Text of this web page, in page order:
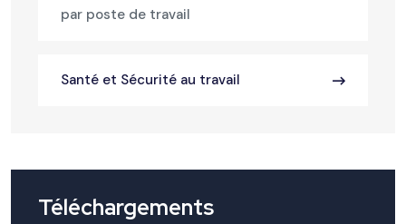
par poste de travail
Santé et Sécurité au travail
Téléchargements